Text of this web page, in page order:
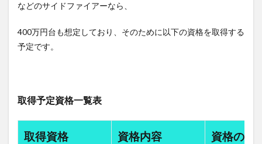
などのサイドファイアーなら、
400万円台も想定しており、そのために以下の資格を取得する
予定です。
取得予定資格一覧表
取得資格 資格内容 資格の合